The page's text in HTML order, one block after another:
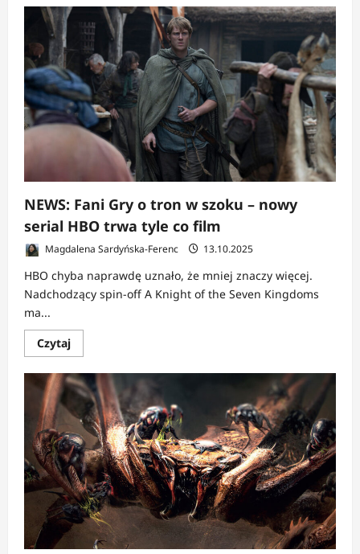
o
ESEJ:
„Nie
jestem
umierający”.
George
R.R.
Martin.
O
pracy,
presji
wiecznej
NEWS: Fani Gry o tron w szoku – nowy
serial HBO trwa tyle co film
Magdalena Sardyńska-Ferenc 13.10.2025
HBO chyba naprawdę uznało, że mniej znaczy więcej.
Nadchodzący spin-off A Knight of the Seven Kingdoms
ma...
CzytajDowiedz
się
o
NEWS:
Fani
Gry
o
tron
w
szoku
–
nowy
serial
HBO
trwa
tyle
co